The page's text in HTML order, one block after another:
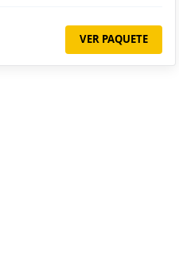
VER PAQUETE